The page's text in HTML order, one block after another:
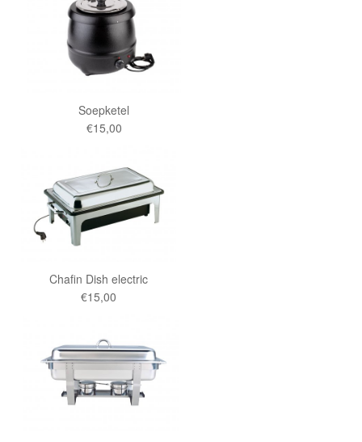
Soepketel
€15,00
Chafin Dish electric
€15,00